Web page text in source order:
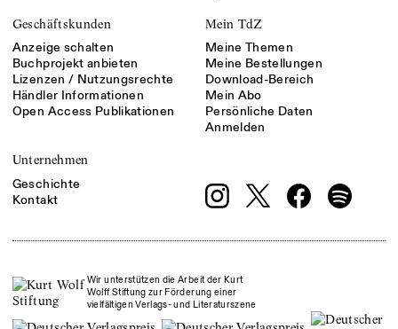
Geschäftskunden
Anzeige schalten
Buchprojekt anbieten
Lizenzen / Nutzungsrechte
Händler Informationen
Open Access Publikationen
Mein TdZ
Meine Themen
Meine Bestellungen
Download-Bereich
Mein Abo
Persönliche Daten
Anmelden
Unternehmen
Geschichte
Kontakt
Wir unterstützen die Arbeit der Kurt
Wolff Stiftung zur Förderung einer
vielfältigen Verlags- und Literaturszene